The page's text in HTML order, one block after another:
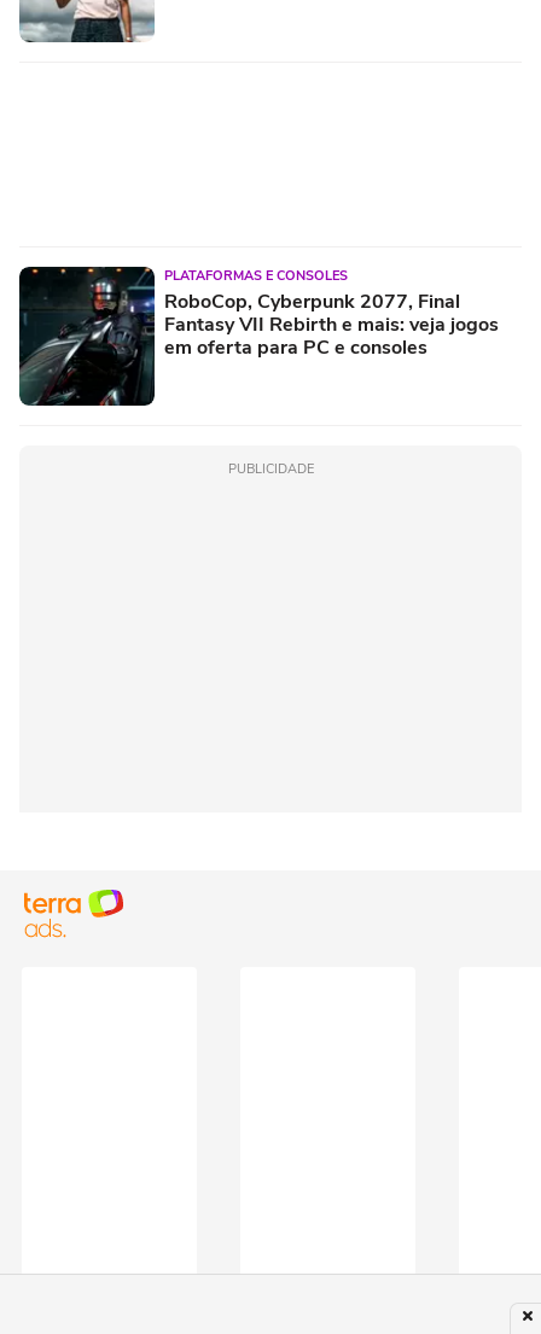
PLATAFORMAS E CONSOLES
RoboCop, Cyberpunk 2077, Final
Fantasy VII Rebirth e mais: veja jogos
em oferta para PC e consoles
PUBLICIDADE